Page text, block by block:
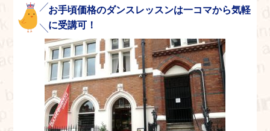
お手頃価格のダンスレッスンは一コマから気軽
に受講可！